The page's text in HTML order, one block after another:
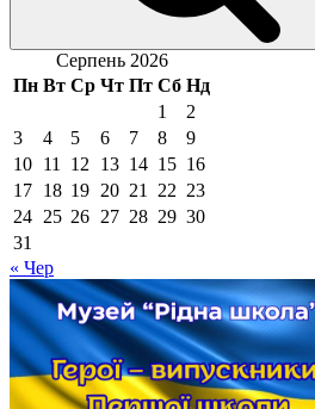
Серпень 2026
Пн Вт Ср Чт Пт Сб Нд
1
2
3
4 5 6 7 8
9
10 11 12 13 14 15 16
17 18 19 20 21 22 23
24 25 26 27 28 29 30
31
« Чер